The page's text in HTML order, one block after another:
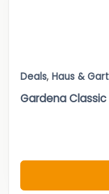
Deals, Haus &
Gardena